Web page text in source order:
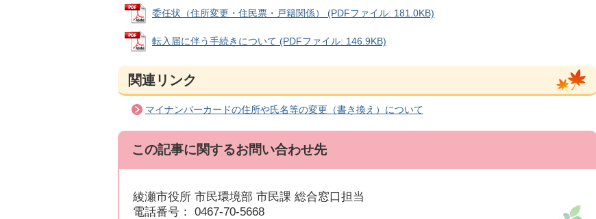
委任状（住所変更・住民票・戸籍関係） (PDFファイル: 181.0KB)
転入届に伴う手続きについて (PDFファイル: 146.9KB)
関連リンク
マイナンバーカードの住所や氏名等の変更（書き換え）について
この記事に関するお問い合わせ先
綾瀬市役所 市民環境部 市民課 総合窓口担当
電話番号： 0467-70-5668